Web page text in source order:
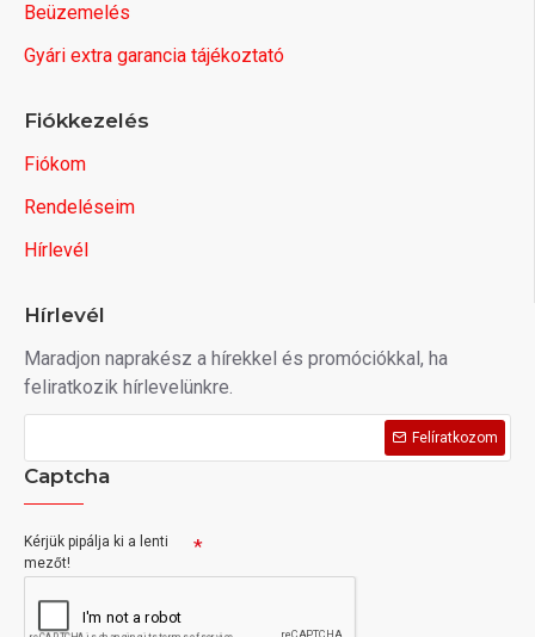
Beüzemelés
Gyári extra garancia tájékoztató
Fiókkezelés
Fiókom
Rendeléseim
Hírlevél
Hírlevél
Maradjon naprakész a hírekkel és promóciókkal, ha
feliratkozik hírlevelünkre.
Felíratkozom
Captcha
Kérjük pipálja ki a lenti
mezőt!